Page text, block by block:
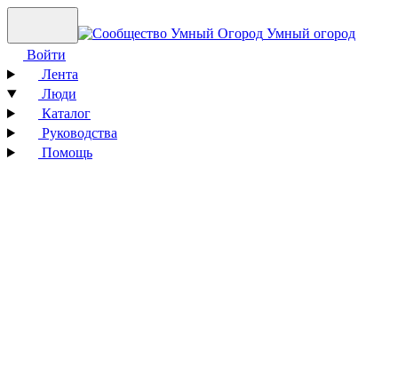
Умный огород
Войти
Лента
Люди
Каталог
Руководства
Помощь